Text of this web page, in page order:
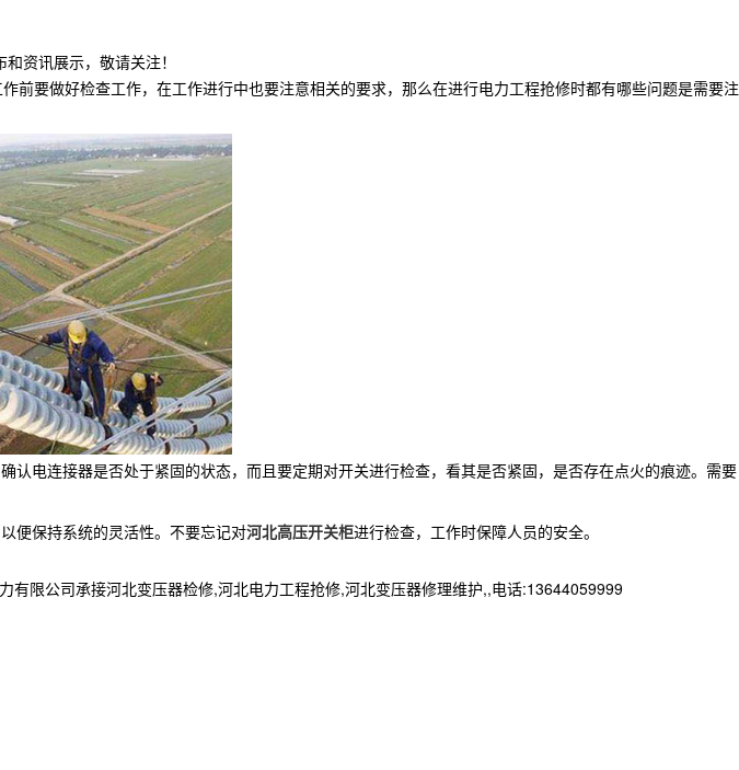
资讯展示，敬请关注！
前要做好检查工作，在工作进行中也要注意相关的要求，那么在进行电力工程抢修时都有哪些问题是需要注
电连接器是否处于紧固的状态，而且要定期对开关进行检查，看其是否紧固，是否存在点火的痕迹。需要
便保持系统的灵活性。不要忘记对河北高压开关柜进行检查，工作时保障人员的安全。
限公司承接河北变压器检修,河北电力工程抢修,河北变压器修理维护,,电话:13644059999